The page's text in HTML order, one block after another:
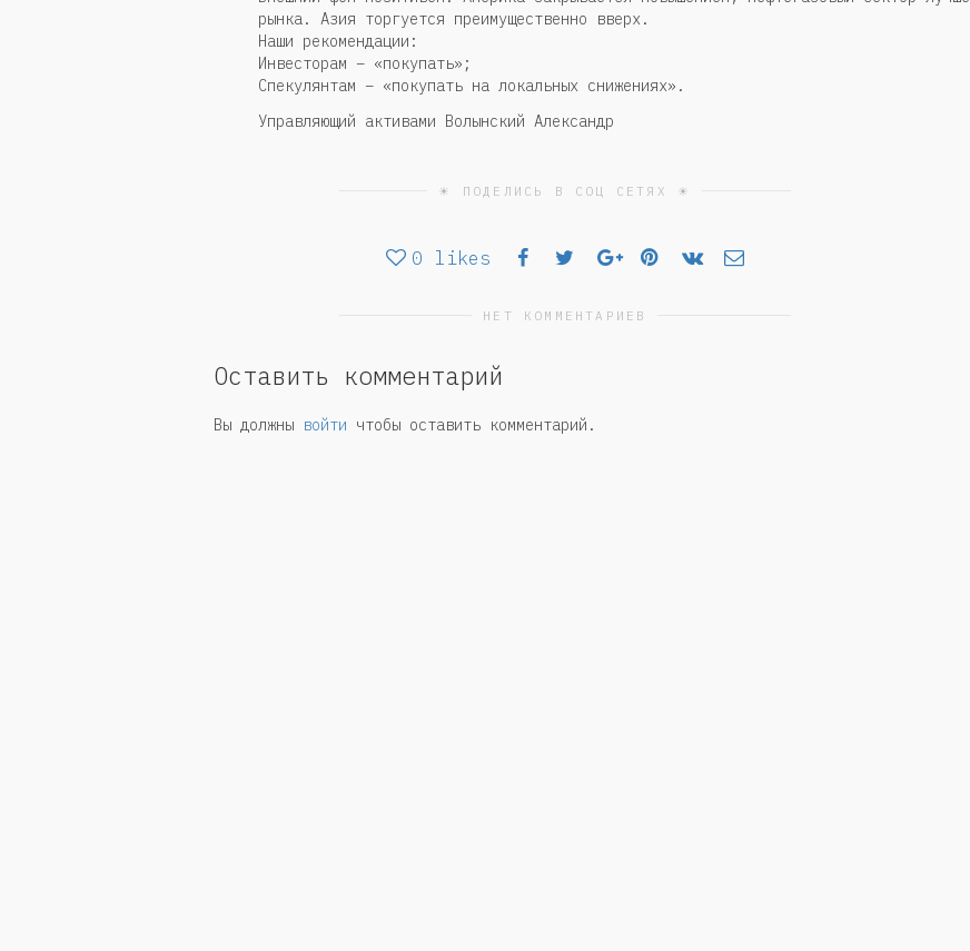
рынка. Азия торгуется преимущественно вверх.
Наши рекомендации:
Инвесторам – «покупать»;
Спекулянтам – «покупать на локальных снижениях».
Управляющий активами Волынский Александр
☀ ПОДЕЛИСЬ В СОЦ СЕТЯХ ☀
0 likes
НЕТ КОММЕНТАРИЕВ
Оставить комментарий
Вы должны войти чтобы оставить комментарий.